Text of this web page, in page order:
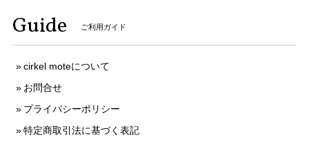
Guide ご利用ガイド
cirkel moteについて
お問合せ
プライバシーポリシー
特定商取引法に基づく表記